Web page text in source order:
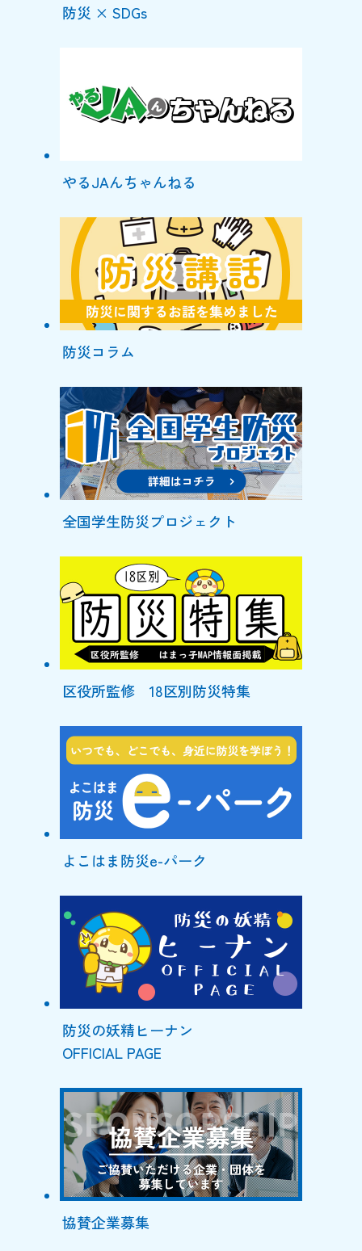
防災 × SDGs
やるJAんちゃんねる
防災コラム
全国学生防災プロジェクト
区役所監修 18区別防災特集
よこはま防災e-パーク
防災の妖精ヒーナン
OFFICIAL PAGE
協賛企業募集